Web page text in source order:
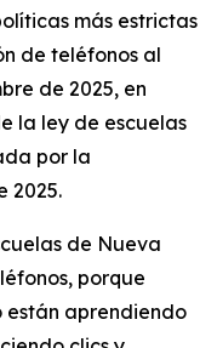
más estrictas
de teléfonos al
de 2025, en
la ley de escuelas
por la
2025.
de Nueva
porque
están aprendiendo